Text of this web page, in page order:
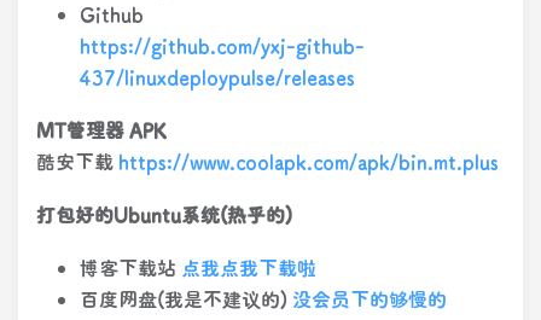
Github
https://github.com/yxj-github-
437/linuxdeploypulse/releases
MT管理器 APK
酷安下载 https://www.coolapk.com/apk/bin.mt.plus
打包好的Ubuntu系统(热乎的)
博客下载站 点我点我下载啦
百度网盘(我是不建议的) 没会员下的够慢的